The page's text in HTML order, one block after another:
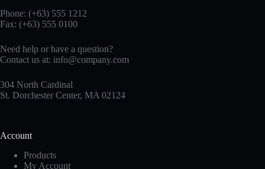
Phone: (+63) 555 1212
Fax: (+63) 555 0100
Need help or have a question?
Contact us at: info@company.com
304 North Cardinal
St. Dorchester Center, MA 02124
Account
Products
My Account